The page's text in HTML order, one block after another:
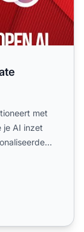
met
je AI inzet